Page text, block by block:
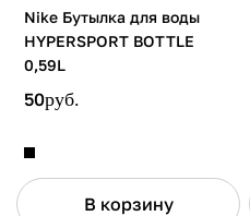
Nike Бутылка для воды
HYPERSPORT BOTTLE
0,59L
50руб.
В корзину